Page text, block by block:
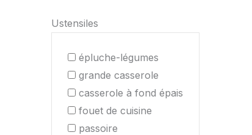
Ustensiles
épluche-légumes
grande casserole
casserole à fond épais
fouet de cuisine
passoire